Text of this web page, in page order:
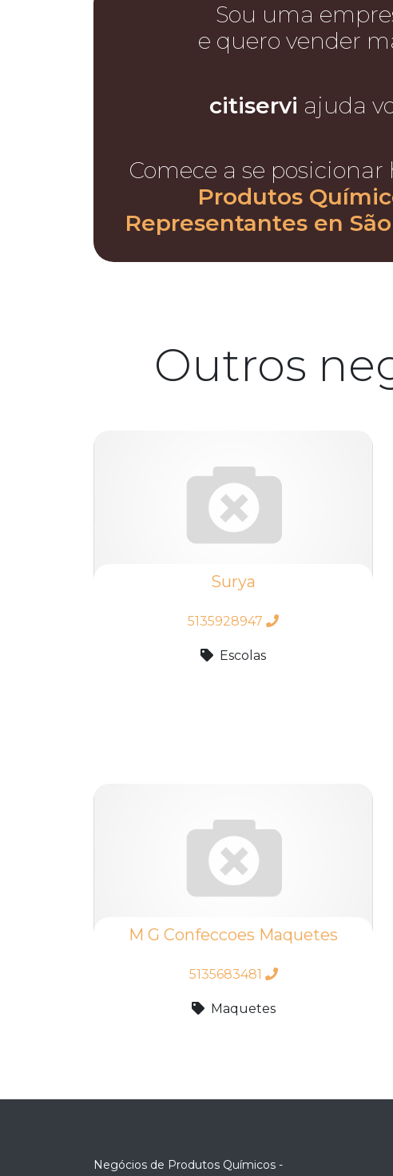
Sou uma
e quero vender
citiservi ajuda
Comece a se posicionar
Produtos
Representantes en
Outros
Surya
5135928947
Escolas
M G Confeccoes Maquetes
5135683481
Maquetes
Negócios de Produtos Químicos -